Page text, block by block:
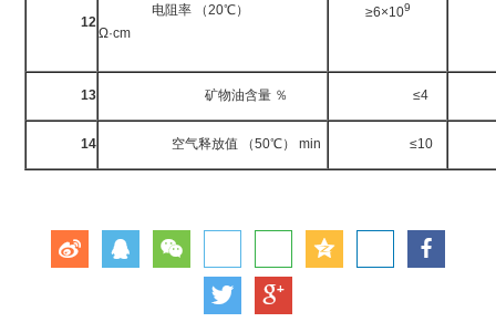
12
电阻率 （20℃）
Ω·cm
≥6×109
13 矿物油含量 ％ ≤4
14 空气释放值 （50℃） min ≤10